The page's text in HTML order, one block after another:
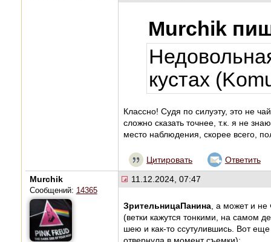
Murchik
кустах
Классно! Судя по силуэту, это не
сложно сказать точнее, т.к. я не
место наблюдения, скорее всего,
Цитировать Ответить
Murchik
Сообщений: 14365
11.12.2024, 07:47
ЗрительницаПанина, а может и не
(ветки кажутся тонкими, на самом
шею и как-то ссутулившись. Вот